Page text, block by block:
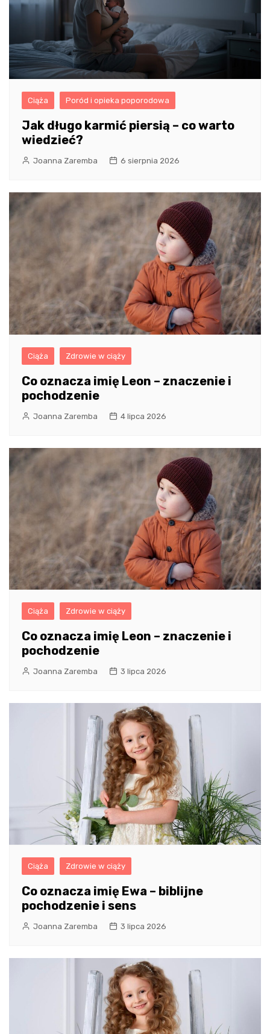
Ciąża Poród i opieka poporodowa
Jak długo karmić piersią – co warto
wiedzieć?
Joanna Zaremba 6 sierpnia 2026
Ciąża Zdrowie w ciąży
Co oznacza imię Leon – znaczenie i
pochodzenie
Joanna Zaremba 4 lipca 2026
Ciąża Zdrowie w ciąży
Co oznacza imię Leon – znaczenie i
pochodzenie
Joanna Zaremba 3 lipca 2026
Ciąża Zdrowie w ciąży
Co oznacza imię Ewa – biblijne
pochodzenie i sens
Joanna Zaremba 3 lipca 2026